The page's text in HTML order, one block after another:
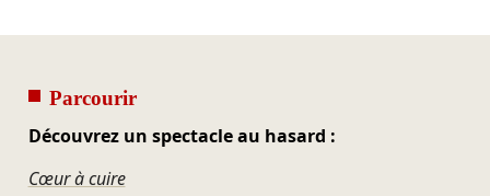
Parcourir
Découvrez un spectacle au hasard :
Cœur à cuire